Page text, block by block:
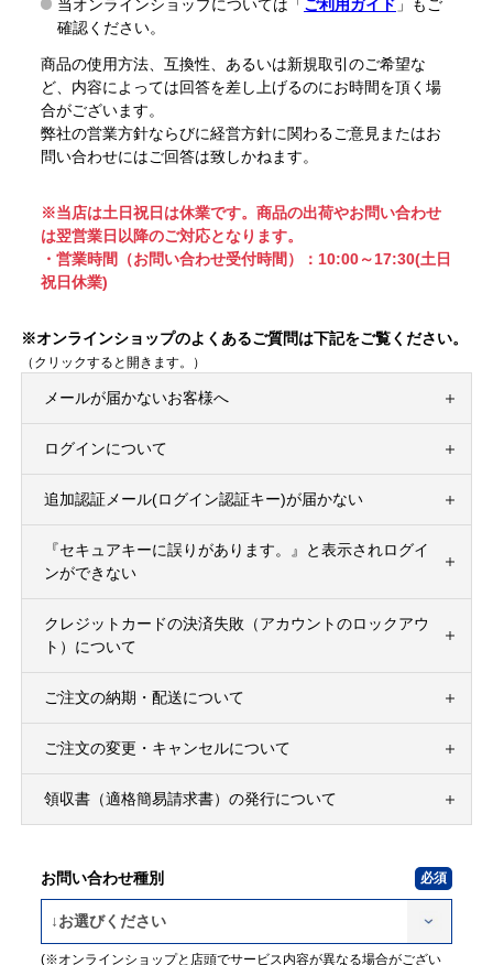
当オンラインショップについては「ご利用ガイド 」もご
確認ください。
商品の使用方法、互換性、あるいは新規取引のご希望な
ど、内容によっては回答を差し上げるのにお時間を頂く場
合がございます。
弊社の営業方針ならびに経営方針に関わるご意見またはお
問い合わせにはご回答は致しかねます。
※当店は土日祝日は休業です。商品の出荷やお問い合わせ
は翌営業日以降のご対応となります。
・営業時間（お問い合わせ受付時間）：10:00～17:30(土日
祝日休業)
※オンラインショップのよくあるご質問は下記をご覧ください。
（クリックすると開きます。）
メールが届かないお客様へ
ログインについて
追加認証メール(ログイン認証キー)が届かない
『セキュアキーに誤りがあります。』と表示されログイ
ンができない
クレジットカードの決済失敗（アカウントのロックアウ
ト）について
ご注文の納期・配送について
ご注文の変更・キャンセルについて
領収書（適格簡易請求書）の発行について
お問い合わせ種別
(※オンラインショップと店頭でサービス内容が異なる場合がござい